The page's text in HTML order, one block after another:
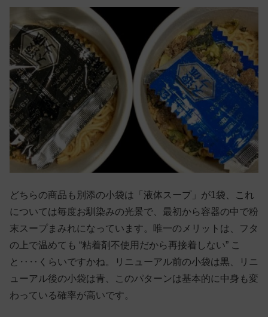
どちらの商品も別添の小袋は「液体スープ」が1袋、これ
については毎度お馴染みの光景で、最初から容器の中で粉
末スープまみれになっています。唯一のメリットは、フタ
の上で温めても “粘着剤不使用だから再接着しない” こ
と‥‥くらいですかね。リニューアル前の小袋は黒、リニ
ューアル後の小袋は青、このパターンは基本的に中身も変
わっている確率が高いです。